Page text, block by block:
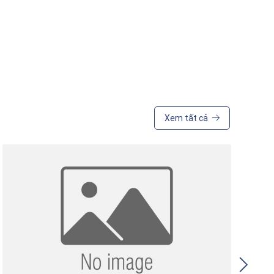
Xem tất cả